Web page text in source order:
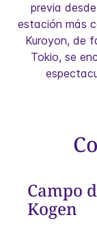
previa
estación más
Kuroyon, de
Tokio, se
Campo
Kogen